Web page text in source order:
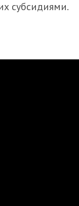
субсидиями.